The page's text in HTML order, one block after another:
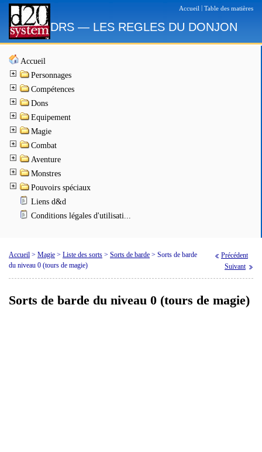
Accueil Table des matières
DRS — LES REGLES DU DONJON
Accueil
Personnages
Compétences
Dons
Equipement
Magie
Combat
Aventure
Monstres
Pouvoirs spéciaux
Liens d&d
Conditions légales d'utilisati...
Accueil > Magie > Liste des sorts > Sorts de barde > Sorts de barde
du niveau 0 (tours de magie)
Précédent
Suivant
Sorts de barde du niveau 0 (tours de magie)